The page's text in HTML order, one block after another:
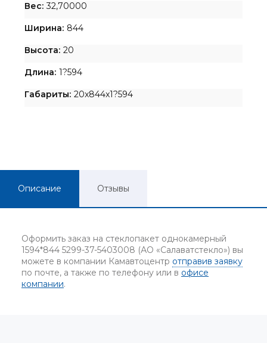
Вес: 32,70000
Ширина: 844
Высота: 20
Длина: 1?594
Габариты: 20x844x1?594
Описание Отзывы
Оформить заказ на стеклопакет однокамерный
1594*844 5299-37-5403008 (АО «Салаватстекло») вы
можете в компании Камавтоцентр отправив заявку
по почте, а также по телефону или в офисе
компании.